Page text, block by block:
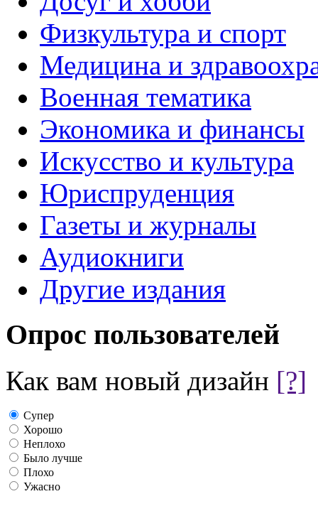
Физкультура и спорт
Медицина и
Военная тематика
Экономика и финансы
Искусство и культура
Юриспруденция
Газеты и журналы
Аудиокниги
Другие издания
Опрос пользователей
Как вам новый дизайн [?]
Супер
Хорошо
Неплохо
Было лучше
Плохо
Ужасно